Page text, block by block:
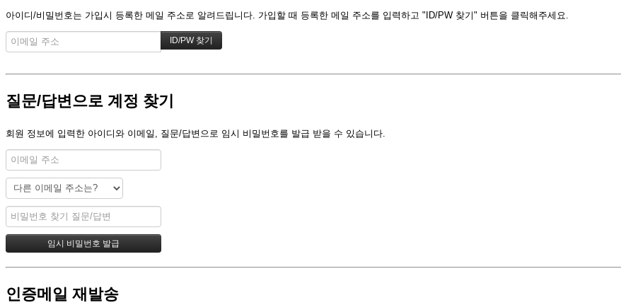
아이디/비밀번호는 가입시 등록한 메일 주소로 알려드립니다. 가입할 때 등록한 메일 주소를 입력하고 "ID/PW 찾기" 버튼을 클릭해주세요.
질문/답변으로 계정 찾기
회원 정보에 입력한 아이디와 이메일, 질문/답변으로 임시 비밀번호를 발급 받을 수 있습니다.
인증메일 재발송